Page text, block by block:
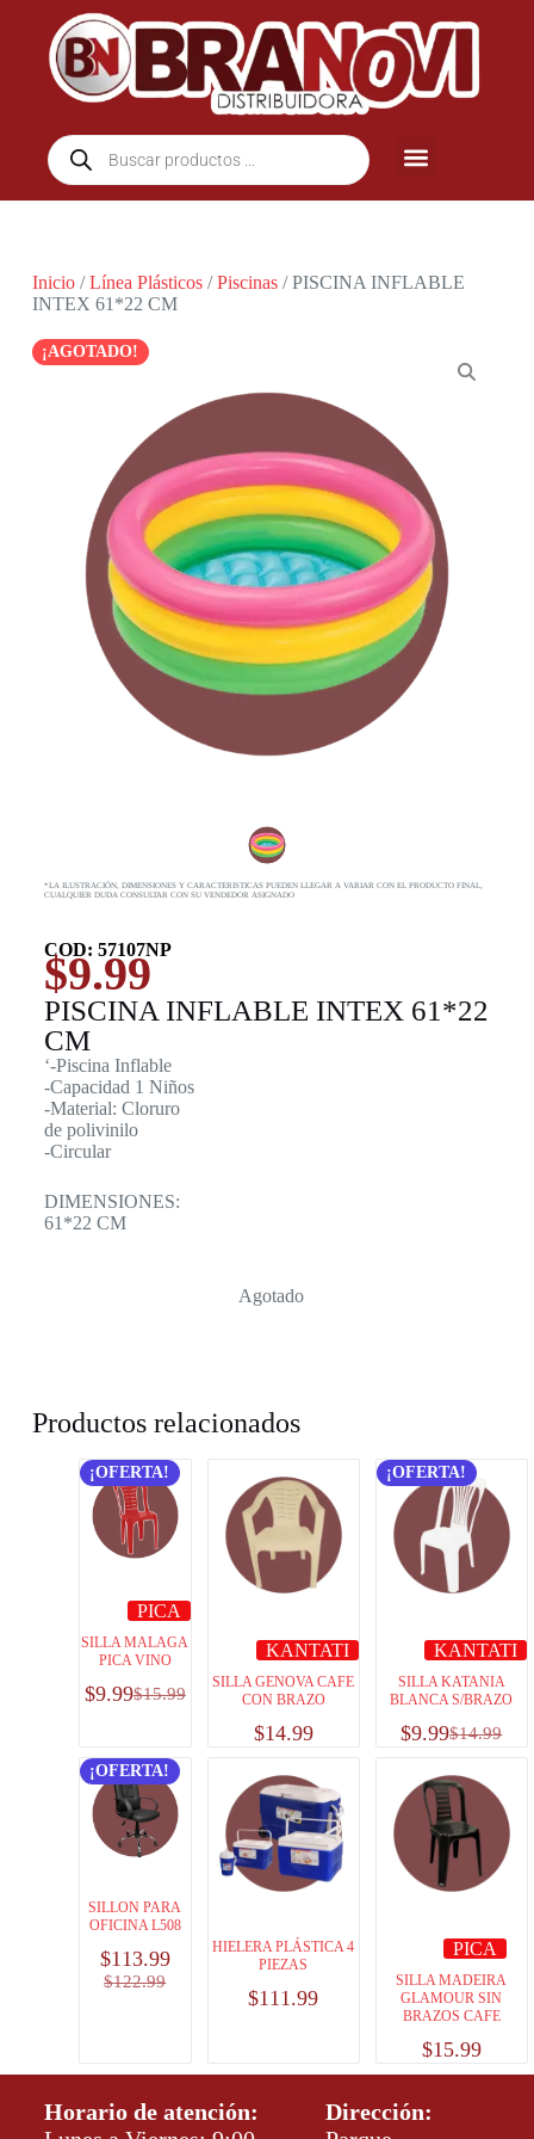
Inicio/Línea Plásticos/Piscinas/ PISCINA INFLABLE
INTEX 61*22 CM
¡AGOTADO!
*LA ILUSTRACIÓN, DIMENSIONES Y CARACTERISTICAS PUEDEN LLEGAR A VARIAR CON EL PRODUCTO FINAL,
CUALQUIER DUDA CONSULTAR CON SU VENDEDOR ASIGNADO
COD: 57107NP
$9.99
PISCINA INFLABLE INTEX 61*22
CM
‘-Piscina Inflable
-Capacidad 1 Niños
-Material: Cloruro
de polivinilo
-Circular
DIMENSIONES:
61*22 CM
Agotado
Productos relacionados
¡OFERTA!
PICA
SILLA MALAGA
PICA VINO
$15.99
$9.99
KANTATI
SILLA GENOVA CAFE
CON BRAZO
$14.99
¡OFERTA!
KANTATI
SILLA KATANIA
BLANCA S/BRAZO
$14.99
$9.99
¡OFERTA!
SILLON PARA
OFICINA L508
$122.99
$113.99
HIELERA PLÁSTICA 4
PIEZAS
$111.99
PICA
SILLA MADEIRA
GLAMOUR SIN
BRAZOS CAFE
$15.99
Horario de atención:
Dirección: